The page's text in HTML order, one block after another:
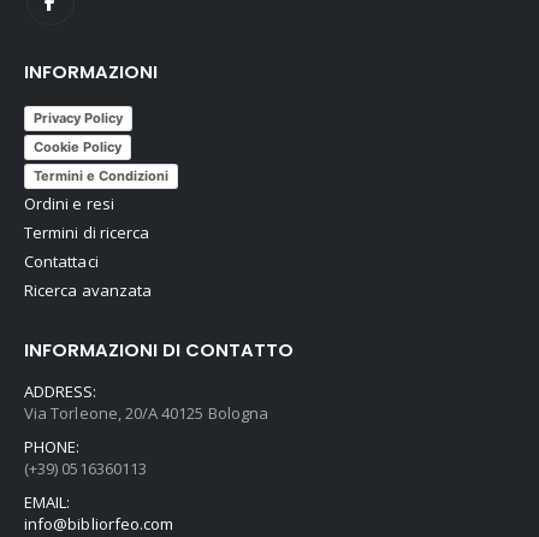
INFORMAZIONI
Privacy Policy
Cookie Policy
Termini e Condizioni
Ordini e resi
Termini di ricerca
Contattaci
Ricerca avanzata
INFORMAZIONI DI CONTATTO
ADDRESS:
Via Torleone, 20/A 40125 Bologna
PHONE:
(+39) 0516360113
EMAIL:
info@bibliorfeo.com